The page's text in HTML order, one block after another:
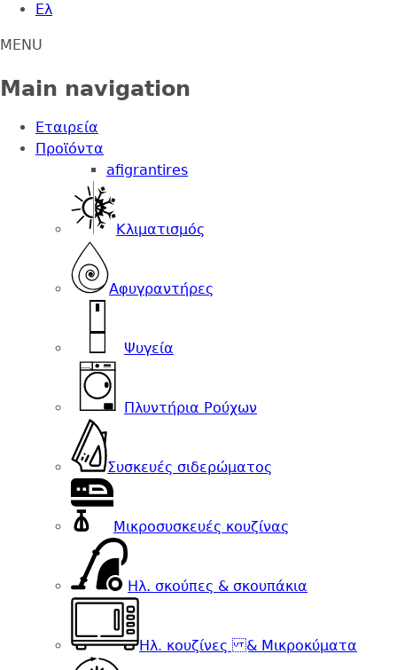
Ελ
MENU
Main navigation
Εταιρεία
Προϊόντα
afigrantires
Κλιματισμός
Αφυγραντήρες
Ψυγεία
Πλυντήρια Ρούχων
Συσκευές σιδερώματος
Μικροσυσκευές κουζίνας
Ηλ. σκούπες & σκουπάκια
Ηλ. κουζίνες & Μικροκύματα